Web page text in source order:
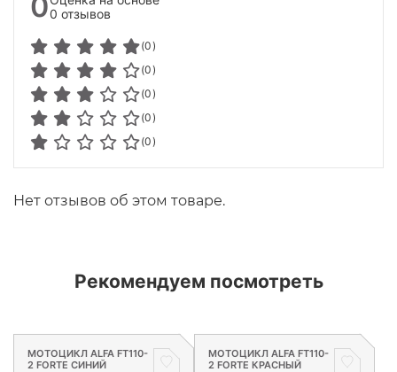
0 отзывов
(0)
(0)
(0)
(0)
(0)
Нет отзывов об этом товаре.
Рекомендуем посмотреть
МОТОЦИКЛ ALFA FT110-
2 FORTE СИНИЙ
МОТОЦИКЛ ALFA FT110-
2 FORTE КРАСНЫЙ